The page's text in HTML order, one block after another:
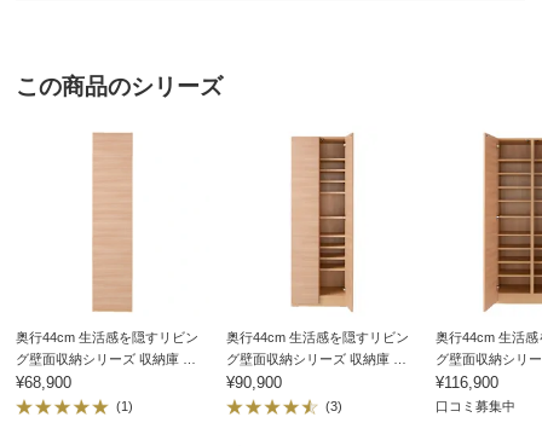
ホルムアルデヒドの発生を最小限に抑えた素材
この商品のシリーズ
奥行44cm 生活感を隠すリビン
グ壁面収納シリーズ 収納庫 扉
タイプ 幅40cm
¥68,900
(1)
奥行44cm 生活感を隠すリビン
グ壁面収納シリーズ 収納庫 扉
タイプ 幅60cm
¥90,900
(3)
奥行44cm 生活感
グ壁面収納シリ
タイプ 幅80cm
¥116,900
口コミ募集中